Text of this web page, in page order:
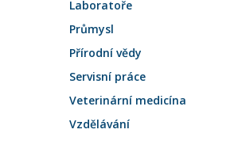
Laboratoře
Průmysl
Přírodní vědy
Servisní práce
Veterinární medicína
Vzdělávání